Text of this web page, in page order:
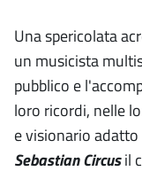
Una spericolata
un musicista
pubblico e
loro ricordi, nelle
e visionario
Sebastian Circusil